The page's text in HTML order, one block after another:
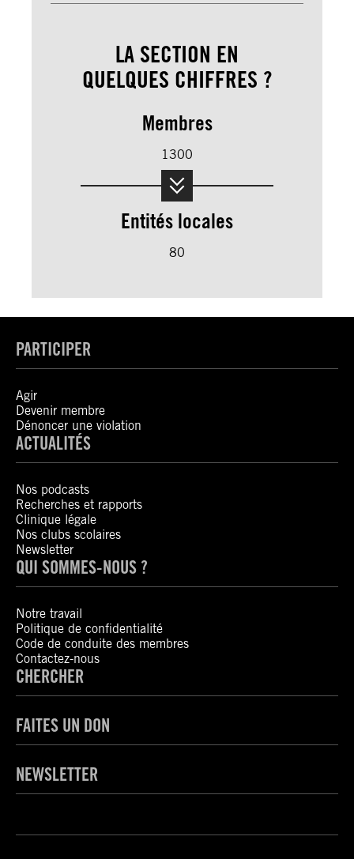
LA SECTION EN
QUELQUES CHIFFRES ?
Membres
1300
Entités locales
80
PARTICIPER
Agir
Devenir membre
Dénoncer une violation
ACTUALITÉS
Nos podcasts
Recherches et rapports
Clinique légale
Nos clubs scolaires
Newsletter
QUI SOMMES-NOUS ?
Notre travail
Politique de confidentialité
Code de conduite des membres
Contactez-nous
CHERCHER
FAITES UN DON
NEWSLETTER